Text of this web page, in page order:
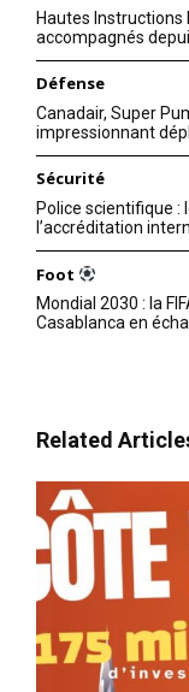
Hautes Instructions
accompagnés
Défense
Canadair, Super
impressionnant
Sécurité
Police scientifique :
l’accréditation
Foot
Mondial 2030 : la
Casablanca en
Related